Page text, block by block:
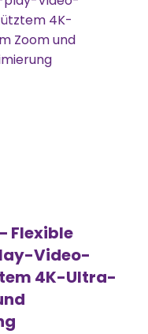
Flexible
Video-
4K-Ultra-